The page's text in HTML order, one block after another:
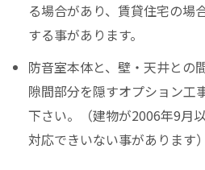
る場合があり、賃貸住宅の場
する事があります。
防音室本体と、壁・天井との
隙間部分を隠すオプション工
下さい。（建物が2006年9月
対応できいない事があります）